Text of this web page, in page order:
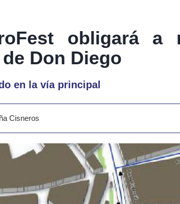
obligará
Don Diego
en la vía principal
Cisneros